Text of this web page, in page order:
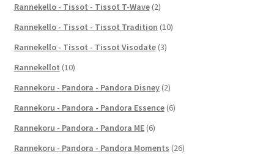
Rannekello - Tissot - Tissot T-Wave (2)
Rannekello - Tissot - Tissot Tradition (10)
Rannekello - Tissot - Tissot Visodate (3)
Rannekellot (10)
Rannekoru - Pandora - Pandora Disney (2)
Rannekoru - Pandora - Pandora Essence (6)
Rannekoru - Pandora - Pandora ME (6)
Rannekoru - Pandora - Pandora Moments (26)